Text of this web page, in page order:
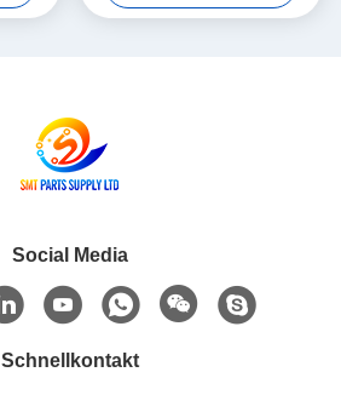
HD Light Weight
Social Media
Schnellkontakt